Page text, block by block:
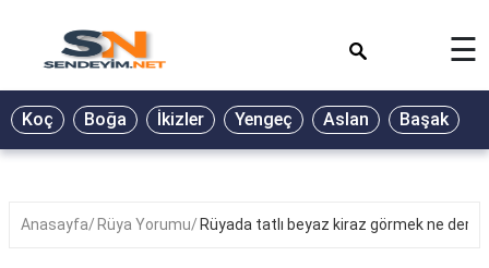
BİYOGRAFİ
GALERİ
☰
Koç Boğa İkizler Yengeç Aslan Başak
Anasayfa Rüya Yorumu Rüyada tatlı beyaz kiraz görmek ne